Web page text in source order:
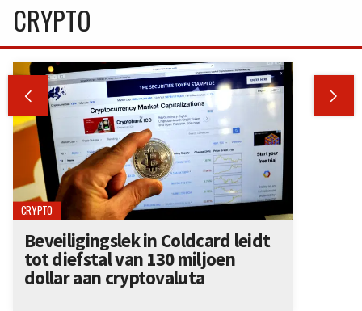
CRYPTO
 
CRYPTO
Beveiligingslek in Coldcard leidt
tot diefstal van 130 miljoen
dollar aan cryptovaluta